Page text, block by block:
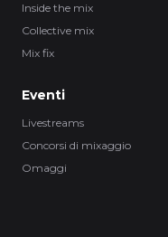
Inside the mix
Collective mix
Mix fix
Eventi
Livestreams
Concorsi di mixaggio
Omaggi